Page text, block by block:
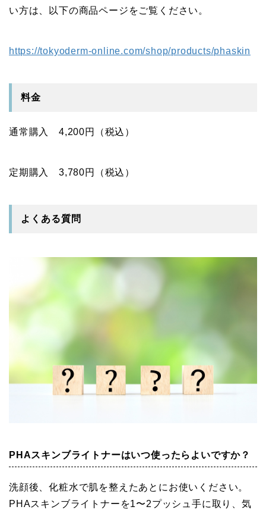
い方は、以下の商品ページをご覧ください。
https://tokyoderm-online.com/shop/products/phaskin
料金
通常購入 4,200円（税込）
定期購入 3,780円（税込）
よくある質問
PHAスキンブライトナーはいつ使ったらよいですか？
洗顔後、化粧水で肌を整えたあとにお使いください。
PHAスキンブライトナーを1〜2プッシュ手に取り、気